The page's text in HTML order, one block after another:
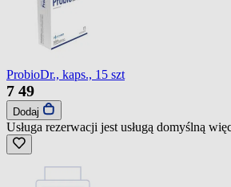
ProbioDr., kaps., 15 szt
7 49
Dodaj
Usługa rezerwacji jest usługą domyślną